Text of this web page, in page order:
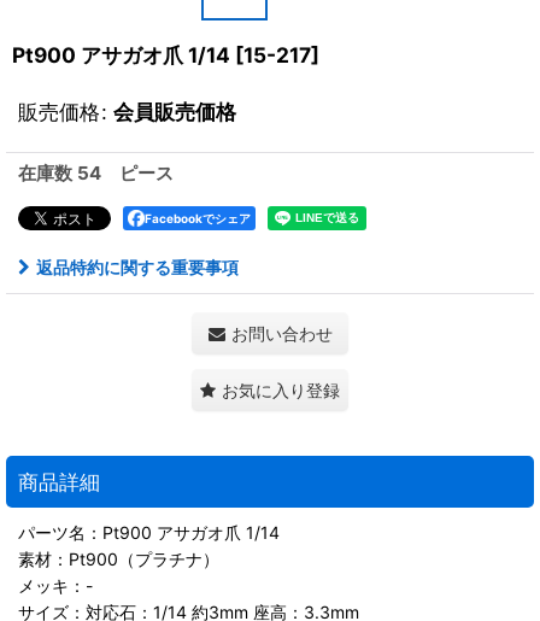
Pt900 アサガオ爪 1/14 [15-217]
販売価格: 会員販売価格
在庫数 54 ピース
Facebookでシェア
返品特約に関する重要事項
お問い合わせ
お気に入り登録
商品詳細
パーツ名：Pt900 アサガオ爪 1/14
素材：Pt900（プラチナ）
メッキ：-
サイズ：対応石：1/14 約3mm 座高：3.3mm